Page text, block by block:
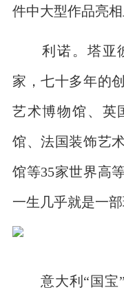
件中大型作品亮
利诺。塔亚彼
家，七十多年的
艺术博物馆、英
馆、法国装饰艺
馆等35家世界高
一生几乎就是一
意大利“国宝”